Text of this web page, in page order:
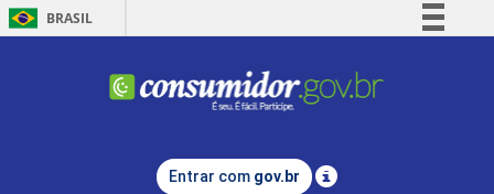
BRASIL
Comunica BR
Legislação
Entrar com gov.br